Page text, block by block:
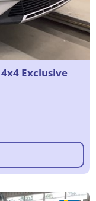
Exclusive